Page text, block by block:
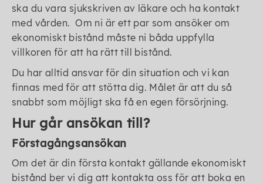
ska du vara sjukskriven av läkare och ha kontakt
med vården. Om ni är ett par som ansöker om
ekonomiskt bistånd måste ni båda uppfylla
villkoren för att ha rätt till bistånd.
Du har alltid ansvar för din situation och vi kan
finnas med för att stötta dig. Målet är att du så
snabbt som möjligt ska få en egen försörjning.
Hur går ansökan till?
Förstagångsansökan
Om det är din första kontakt gällande ekonomiskt
bistånd ber vi dig att kontakta oss för att boka en